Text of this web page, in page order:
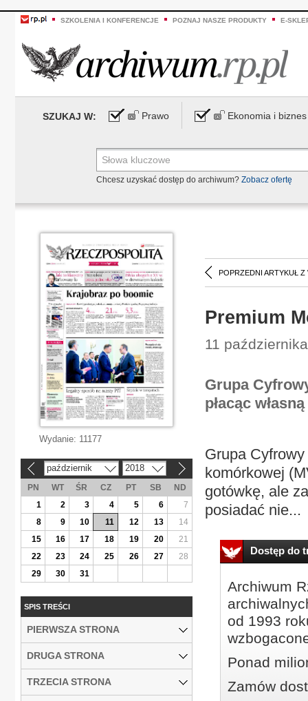
SZKOLENIA I KONFERENCJE POZNAJ NASZE PRODUKTY E-
SZUKAJ W: Prawo Ekonomia i biznes
Chcesz uzyskać dostęp do archiwum? Zobacz ofertę
POPRZEDNI ARTYKUŁ Z
Premium
11
Grupa
płacąc
Grupa
komórkowej
gotówkę, ale
posiadać nie...
Dostęp do
Archiwum
od 1993
Ponad
Zamów
Wydanie: 11177
październik 2018
PN WT ŚR CZ PT SB
ND
1
2 3 4 5 6
7
8
9 10 11 12 13
14
15
16 17 18 19 20
21
22
23 24 25 26 27
28
29
30 31
SPIS TREŚCI
PIERWSZA STRONA
DRUGA STRONA
TRZECIA STRONA